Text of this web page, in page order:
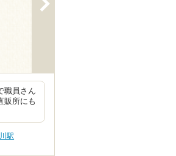
職員さん
販所にも
駅